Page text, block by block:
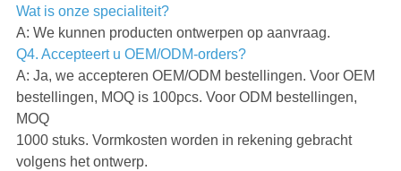
Wat is onze specialiteit?
A: We kunnen producten ontwerpen op aanvraag.
Q4. Accepteert u OEM/ODM-orders?
A: Ja, we accepteren OEM/ODM bestellingen. Voor OEM
bestellingen, MOQ is 100pcs. Voor ODM bestellingen,
MOQ
1000 stuks. Vormkosten worden in rekening gebracht
volgens het ontwerp.